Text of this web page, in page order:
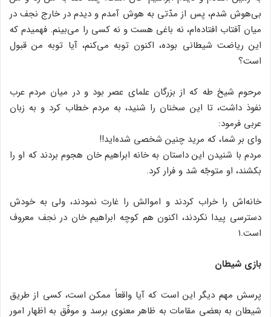
بی‌هوش شدم، پس از مدّتی به هوش آمدم و دیدم در خارج نجف در
میان آفتاب افتاده‌ام، نه باغی هست و نه کسی را می‌بینم. فهمیدم که
این ریاضت شیطانی بوده، اکنون توبه می‌کنم، آیا توبه من قبول
است؟
مرحوم شیخ طه که از بزرگان علمای عصر بود و در میان مردم عرب
نفوذ داشت، تا این سخنان را شنید، به مردم خطاب کرد و به زبان
عربی فرمود:
وای بر شما، که مرید چنین شخصی شده‌اید!!
مردم با شنیدن این داستان به خانه ابراهیم خان هجوم بردند که او را
بکشند، او متوجّه شد و فرار کرد.
خانه‌اش را خراب کردند و اموالش را غارت نمودند، ولی به خودش
دسترسی پیدا نکردند، اکنون هم کوچه ابراهیم خان در نجف معروف
است.۱
بازی شیطان
پرسش مهم دیگر این است که آیا واقعاً ممکن است، کسی از طریق
شیطان به بعضی مقامات به ظاهر معنوی برسد و موفّق به اظهار امور